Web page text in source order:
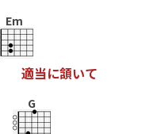
Em
適当に頷いて
G